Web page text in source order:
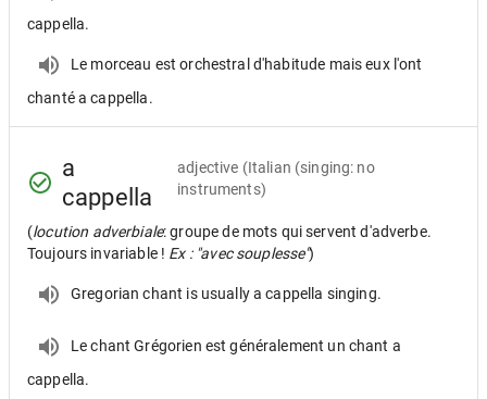
cappella.
Le morceau est orchestral d'habitude mais eux l'ont
chanté a cappella.
a
cappella
adjective (Italian (singing: no
instruments)
(locution adverbiale: groupe de mots qui servent d'adverbe.
Toujours invariable ! Ex : "avec souplesse")
Gregorian chant is usually a cappella singing.
Le chant Grégorien est généralement un chant a
cappella.